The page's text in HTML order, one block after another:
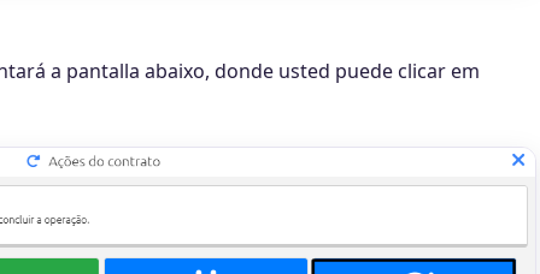
a pantalla abaixo, donde usted puede clicar em